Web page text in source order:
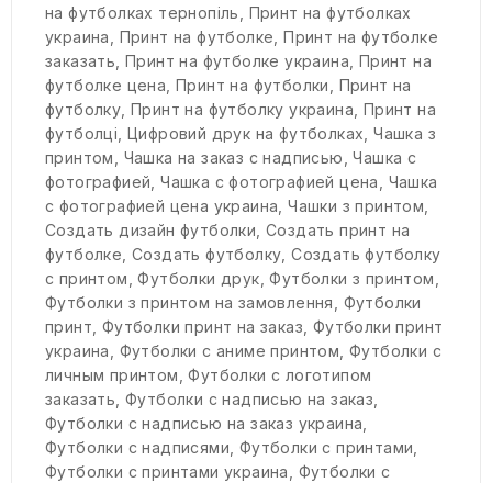
на футболках тернопіль, Принт на футболках
украина, Принт на футболке,Принт на футболке
заказать,Принт на футболке украина, Принт на
футболке цена,Принт на футболки, Принт на
футболку,Принт на футболку украина, Принт на
футболці,Цифровий друк на футболках,Чашка з
принтом, Чашка на заказ с надписью,Чашка с
фотографией,Чашка с фотографией цена, Чашка
с фотографией цена украина,Чашки з принтом,
Создать дизайн футболки,Создать принт на
футболке,Создать футболку,Создать футболку
с принтом,Футболки друк,Футболки з принтом,
Футболки з принтом на замовлення, Футболки
принт, Футболки принт на заказ, Футболки принт
украина, Футболки с аниме принтом,Футболки с
личным принтом,Футболки с логотипом
заказать,Футболки с надписью на заказ,
Футболки с надписью на заказ украина,
Футболки с надписями, Футболки с принтами,
Футболки с принтами украина, Футболки с